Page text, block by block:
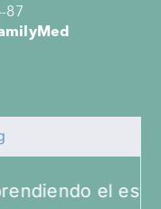
87
el estrés